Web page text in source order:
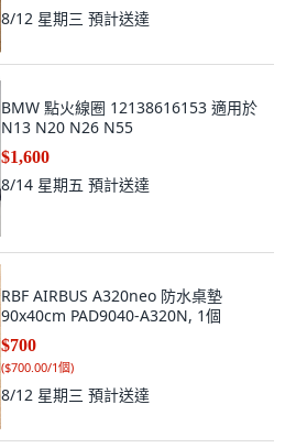
8/12 星期三 預計送達
BMW 點火線圈 12138616153 適用於
N13 N20 N26 N55
$1,600
8/14 星期五 預計送達
RBF AIRBUS A320neo 防水桌墊
90x40cm PAD9040-A320N, 1個
$700
($700.00/1個)
8/12 星期三 預計送達